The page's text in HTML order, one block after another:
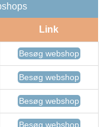
Link
Besøg webshop
Besøg webshop
Besøg webshop
Besøg webshop